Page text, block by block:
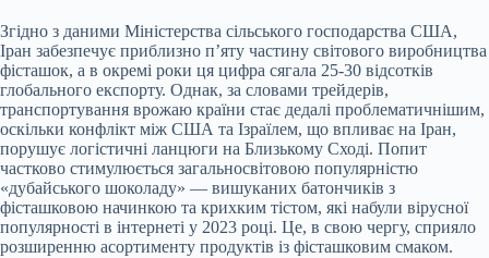
Згідно з даними Міністерства сільського господарства США,
Іран забезпечує приблизно п’яту частину світового виробництва
фісташок, а в окремі роки ця цифра сягала 25-30 відсотків
глобального експорту. Однак, за словами трейдерів,
транспортування врожаю країни стає дедалі проблематичнішим,
оскільки конфлікт між США та Ізраїлем, що впливає на Іран,
порушує логістичні ланцюги на Близькому Сході. Попит
частково стимулюється загальносвітовою популярністю
«дубайського шоколаду» — вишуканих батончиків з
фісташковою начинкою та крихким тістом, які набули вірусної
популярності в інтернеті у 2023 році. Це, в свою чергу, сприяло
розширенню асортименту продуктів із фісташковим смаком.